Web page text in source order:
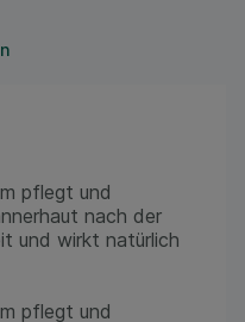
pflegt und
nach der
und wirkt natürlich
pflegt und